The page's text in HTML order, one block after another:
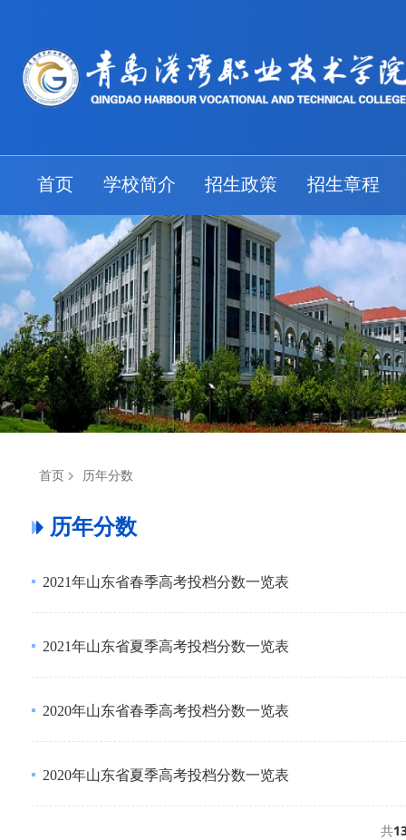
首页 学校简介 招生政策 招生章程
首页 历年分数
历年分数
2021年山东省春季高考投档分数一览表
2021年山东省夏季高考投档分数一览表
2020年山东省春季高考投档分数一览表
2020年山东省夏季高考投档分数一览表
共